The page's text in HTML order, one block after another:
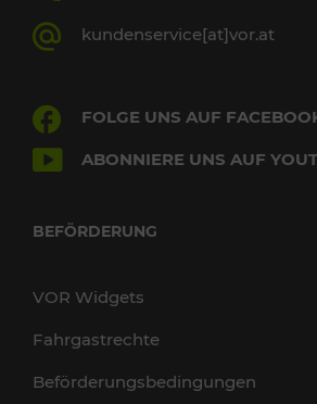
kundenservice[at]vor.at
FOLGE UNS AUF
ABONNIERE UNS AUF
BEFÖRDERUNG
VOR Widgets
Fahrgastrechte
Beförderungsbedingungen